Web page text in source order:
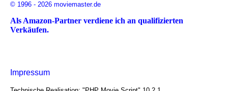
© 1996 - 2026 moviemaster.de
Als Amazon-Partner verdiene ich an qualifizierten
Verkäufen.
Impressum